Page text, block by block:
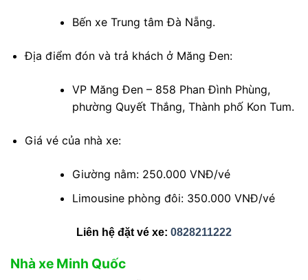
Bến xe Trung tâm Đà Nẵng.
Địa điểm đón và trả khách ở Măng Đen:
VP Măng Đen – 858 Phan Đình Phùng,
phường Quyết Thắng, Thành phố Kon Tum.
Giá vé của nhà xe:
Giường nằm: 250.000 VNĐ/vé
Limousine phòng đôi: 350.000 VNĐ/vé
Liên hệ đặt vé xe: 0828211222
Nhà xe Minh Quốc